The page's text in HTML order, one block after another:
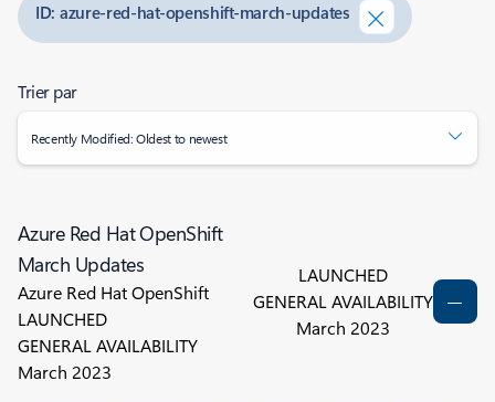
ID: azure-red-hat-openshift-march-updates
Trier par
Recently Modified: Oldest to newest
Azure Red Hat OpenShift
March Updates
Azure Red Hat OpenShift
LAUNCHED
GENERAL AVAILABILITY
March 2023
LAUNCHED
GENERAL AVAILABILITY
March 2023